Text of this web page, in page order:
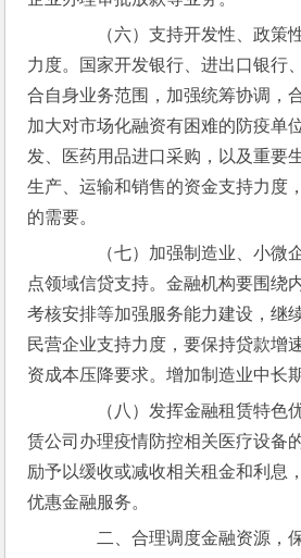
（六）支持开发性、政策
力度。国家开发银行、进出口银行
合自身业务范围，加强统筹协调，
加大对市场化融资有困难的防疫单
发、医药用品进口采购，以及重要
生产、运输和销售的资金支持力度
的需要。
（七）加强制造业、小微
点领域信贷支持。金融机构要围绕
考核安排等加强服务能力建设，继
民营企业支持力度，要保持贷款增
资成本压降要求。增加制造业中长
（八）发挥金融租赁特色优
赁公司办理疫情防控相关医疗设备
励予以缓收或减收相关租金和利息
优惠金融服务。
二、合理调度金融资源，